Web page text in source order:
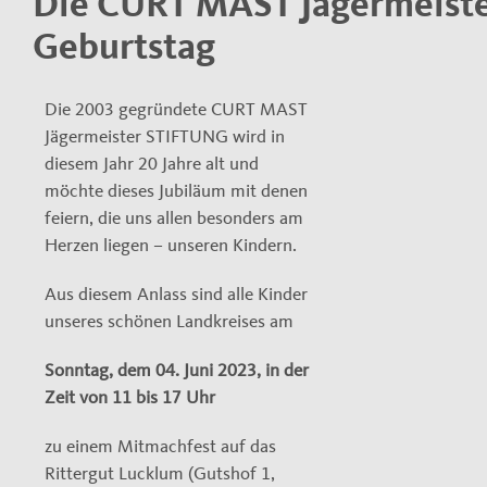
Die CURT MAST
Geburtstag
Die 2003 gegründete CURT MAST
Jägermeister STIFTUNG wird in
diesem Jahr 20 Jahre alt und
möchte dieses Jubiläum mit denen
feiern, die uns allen besonders am
Herzen liegen – unseren Kindern.
Aus diesem Anlass sind alle Kinder
unseres schönen Landkreises am
Sonntag, dem 04. Juni 2023, in der
Zeit von 11 bis 17 Uhr
zu einem Mitmachfest auf das
Rittergut Lucklum (Gutshof 1,